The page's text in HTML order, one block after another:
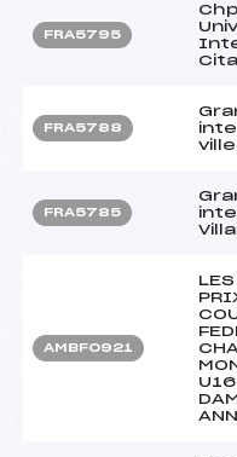
FRA5795
FRA5788
FRA5785
AMBF0921
LES